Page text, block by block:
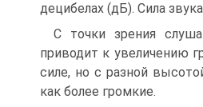
децибелах (дБ). Сила
С точки зрения
приводит к увеличению
силе, но с разной
как более громкие.